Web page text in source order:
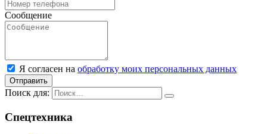
Сообщение
Я согласен на обработку моих персональных данных
Отправить
Поиск для:
Спецтехника